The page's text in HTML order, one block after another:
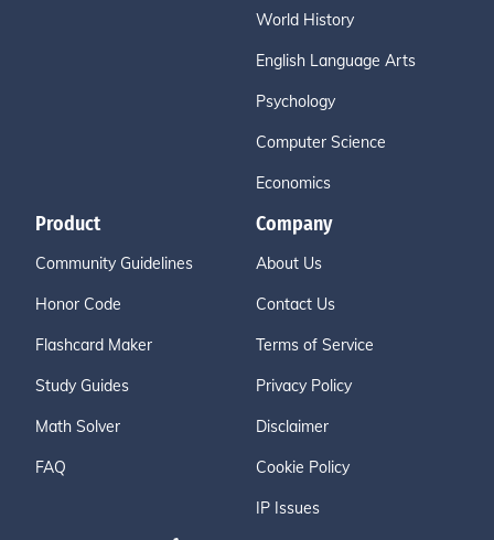
World History
English Language Arts
Psychology
Computer Science
Economics
Product
Community Guidelines
Honor Code
Flashcard Maker
Study Guides
Math Solver
FAQ
Company
About Us
Contact Us
Terms of Service
Privacy Policy
Disclaimer
Cookie Policy
IP Issues